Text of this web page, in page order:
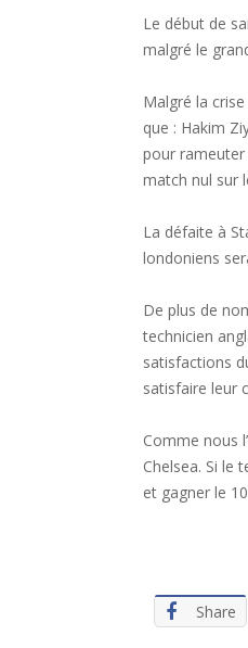
Le début de
malgré le
Malgré la
que : Hakim
pour
match nul sur
La défaite à
londoniens
De plus de
technicien
satisfactions
satisfaire leur
Comme nous
Chelsea. Si le
et gagner le
Share